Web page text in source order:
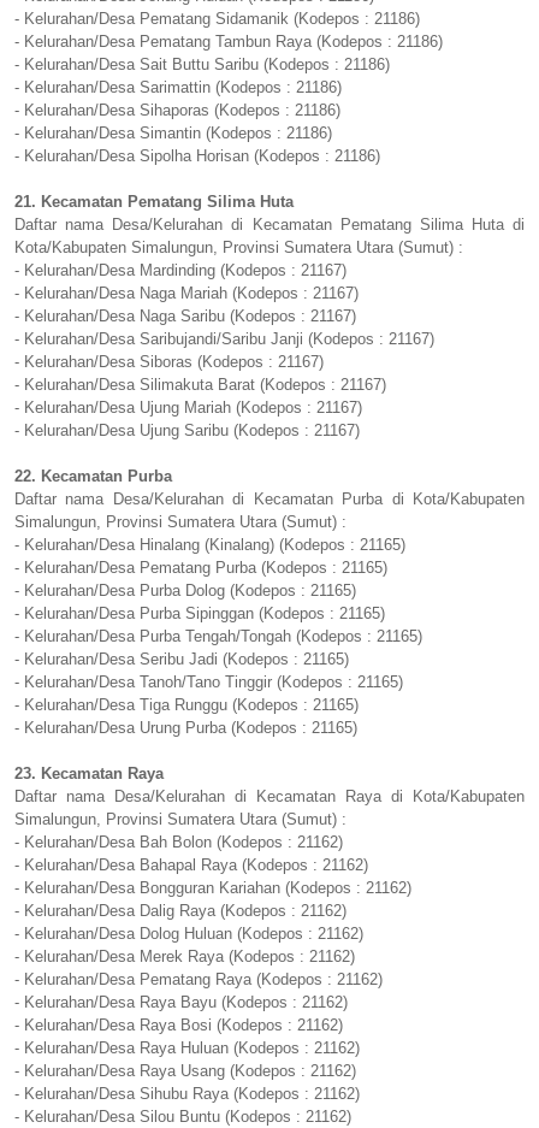
- Kelurahan/Desa Pematang Sidamanik (Kodepos : 21186)
- Kelurahan/Desa Pematang Tambun Raya (Kodepos : 21186)
- Kelurahan/Desa Sait Buttu Saribu (Kodepos : 21186)
- Kelurahan/Desa Sarimattin (Kodepos : 21186)
- Kelurahan/Desa Sihaporas (Kodepos : 21186)
- Kelurahan/Desa Simantin (Kodepos : 21186)
- Kelurahan/Desa Sipolha Horisan (Kodepos : 21186)
21. Kecamatan Pematang Silima Huta
Daftar nama Desa/Kelurahan di Kecamatan Pematang Silima Huta di
Kota/Kabupaten Simalungun, Provinsi Sumatera Utara (Sumut) :
- Kelurahan/Desa Mardinding (Kodepos : 21167)
- Kelurahan/Desa Naga Mariah (Kodepos : 21167)
- Kelurahan/Desa Naga Saribu (Kodepos : 21167)
- Kelurahan/Desa Saribujandi/Saribu Janji (Kodepos : 21167)
- Kelurahan/Desa Siboras (Kodepos : 21167)
- Kelurahan/Desa Silimakuta Barat (Kodepos : 21167)
- Kelurahan/Desa Ujung Mariah (Kodepos : 21167)
- Kelurahan/Desa Ujung Saribu (Kodepos : 21167)
22. Kecamatan Purba
Daftar nama Desa/Kelurahan di Kecamatan Purba di Kota/Kabupaten
Simalungun, Provinsi Sumatera Utara (Sumut) :
- Kelurahan/Desa Hinalang (Kinalang) (Kodepos : 21165)
- Kelurahan/Desa Pematang Purba (Kodepos : 21165)
- Kelurahan/Desa Purba Dolog (Kodepos : 21165)
- Kelurahan/Desa Purba Sipinggan (Kodepos : 21165)
- Kelurahan/Desa Purba Tengah/Tongah (Kodepos : 21165)
- Kelurahan/Desa Seribu Jadi (Kodepos : 21165)
- Kelurahan/Desa Tanoh/Tano Tinggir (Kodepos : 21165)
- Kelurahan/Desa Tiga Runggu (Kodepos : 21165)
- Kelurahan/Desa Urung Purba (Kodepos : 21165)
23. Kecamatan Raya
Daftar nama Desa/Kelurahan di Kecamatan Raya di Kota/Kabupaten
Simalungun, Provinsi Sumatera Utara (Sumut) :
- Kelurahan/Desa Bah Bolon (Kodepos : 21162)
- Kelurahan/Desa Bahapal Raya (Kodepos : 21162)
- Kelurahan/Desa Bongguran Kariahan (Kodepos : 21162)
- Kelurahan/Desa Dalig Raya (Kodepos : 21162)
- Kelurahan/Desa Dolog Huluan (Kodepos : 21162)
- Kelurahan/Desa Merek Raya (Kodepos : 21162)
- Kelurahan/Desa Pematang Raya (Kodepos : 21162)
- Kelurahan/Desa Raya Bayu (Kodepos : 21162)
- Kelurahan/Desa Raya Bosi (Kodepos : 21162)
- Kelurahan/Desa Raya Huluan (Kodepos : 21162)
- Kelurahan/Desa Raya Usang (Kodepos : 21162)
- Kelurahan/Desa Sihubu Raya (Kodepos : 21162)
- Kelurahan/Desa Silou Buntu (Kodepos : 21162)